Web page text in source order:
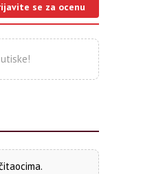
se za ocenu